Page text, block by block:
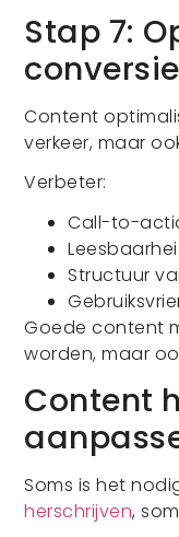
Stap 7:
conversie
Content
verkeer, maar
Verbeter:
Call-to-
Structuur
Goede content
worden, maar
Content
Soms is het
herschrijven,